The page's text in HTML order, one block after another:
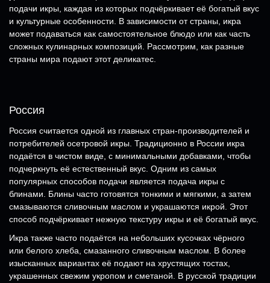
подачи икры, каждая из которых подчёркивает её богатый вкус
и культурные особенности. В зависимости от страны, икра
может подаваться как самостоятельное блюдо или как часть
сложных кулинарных композиций. Рассмотрим, как разные
страны мира подают этот деликатес.
Россия
Россия считается одной из главных стран-производителей и
потребителей осетровой икры. Традиционно в России икра
подаётся в чистом виде, с минимальными добавками, чтобы
подчеркнуть её естественный вкус. Одним из самых
популярных способов подачи является подача икры с
блинами. Блины часто готовятся тонкими и мягкими, а затем
смазываются сливочным маслом и украшаются икрой. Этот
способ подчёркивает нежную текстуру икры и её богатый вкус.
Икра также часто подаётся на небольших кусочках чёрного
или белого хлеба, смазанного сливочным маслом. В более
изысканных вариантах её подают на хрустящих тостах,
украшенных свежим укропом и сметаной. В русской традиции